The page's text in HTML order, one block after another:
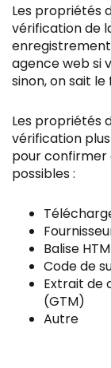
Les propriétés
vérification de
agence web si
sinon, on sait le
Les propriétés
vérification
pour confirmer
possibles :
Balise
Code de
Extrait de
(GTM)
Autre